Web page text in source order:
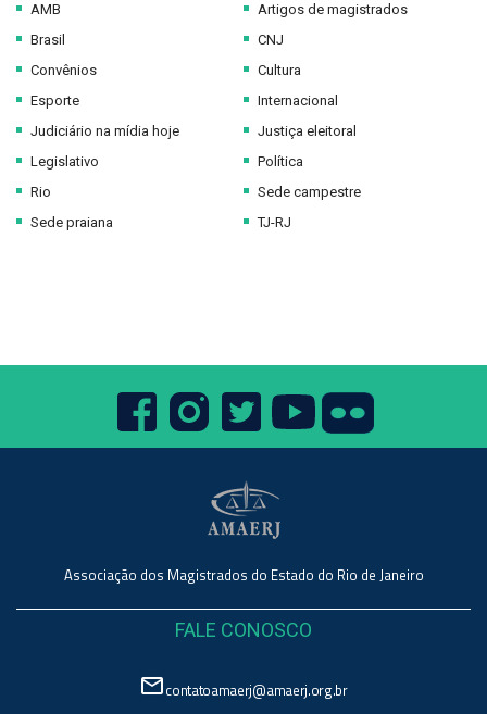
AMB
Brasil
Convênios
Esporte
Judiciário na mídia hoje
Legislativo
Rio
Sede praiana
Artigos de magistrados
CNJ
Cultura
Internacional
Justiça eleitoral
Política
Sede campestre
TJ-RJ
Associação dos Magistrados do Estado do Rio de Janeiro
FALE CONOSCO
mail_outlinecontatoamaerj@amaerj.org.br